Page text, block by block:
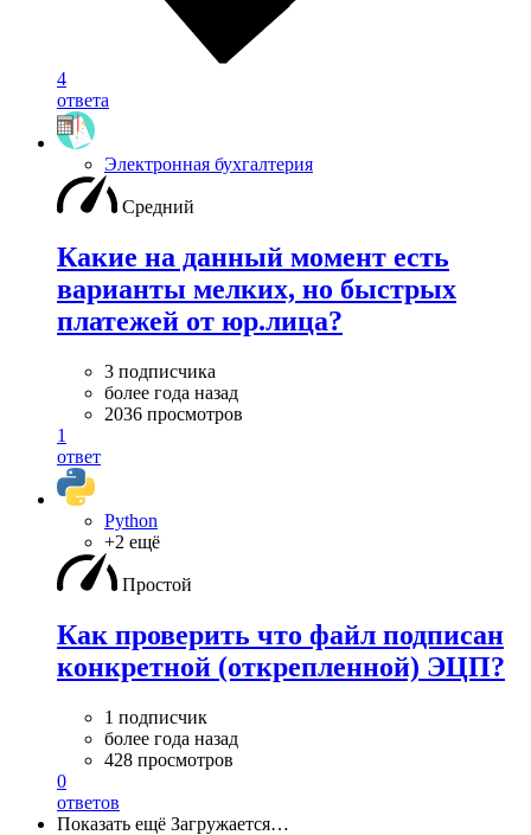
4
ответа
Электронная бухгалтерия
Средний
Какие на данный момент есть
варианты мелких, но быстрых
платежей от юр.лица?
3 подписчика
более года назад
2036 просмотров
1
ответ
Python
+2 ещё
Простой
Как проверить что файл подписан
конкретной (открепленной) ЭЦП?
1 подписчик
более года назад
428 просмотров
0
ответов
Показать ещё Загружается…